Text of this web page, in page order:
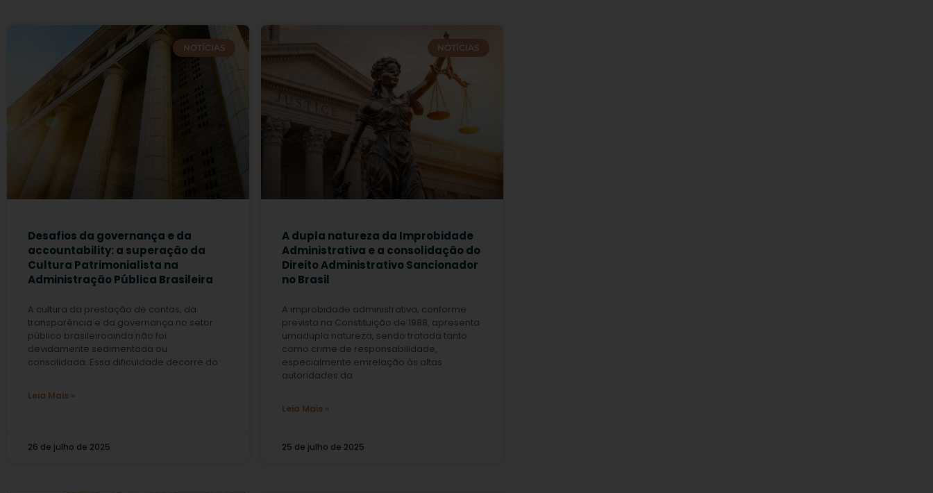
NOTÍCIAS
Desafios da governança e da
accountability: a superação da
Cultura Patrimonialista na
Administração Pública Brasileira
A cultura da prestação de contas, da
transparência e da governança no setor
público brasileiroainda não foi
devidamente sedimentada ou
consolidada. Essa dificuldade decorre do
Leia Mais »
26 de julho de 2025
NOTÍCIAS
A dupla natureza da Improbidade
Administrativa e a consolidação do
Direito Administrativo Sancionador
no Brasil
A improbidade administrativa, conforme
prevista na Constituição de 1988, apresenta
umadupla natureza, sendo tratada tanto
como crime de responsabilidade,
especialmente emrelação às altas
autoridades da
Leia Mais »
25 de julho de 2025